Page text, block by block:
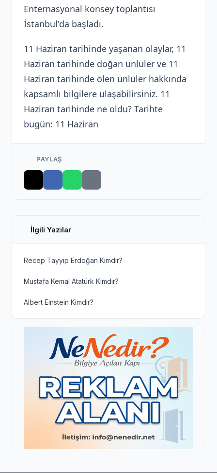
Enternasyonal konsey toplantısı
İstanbul'da başladı.
11 Haziran tarihinde yaşanan olaylar, 11
Haziran tarihinde doğan ünlüler ve 11
Haziran tarihinde ölen ünlüler hakkında
kapsamlı bilgilere ulaşabilirsiniz. 11
Haziran tarihinde ne oldu? Tarihte
bugün: 11 Haziran
PAYLAŞ
İlgili Yazılar
Recep Tayyip Erdoğan Kimdir?
Mustafa Kemal Atatürk Kimdir?
Albert Einstein Kimdir?